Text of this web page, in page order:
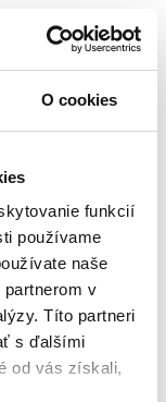
O cookies
funkcií
používame
naše
v
Títo partneri
s ďalšími
od vás získali,